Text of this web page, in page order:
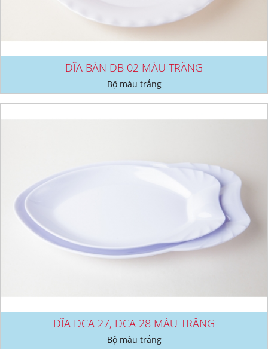
DĨA BÀN DB 02 MÀU TRẮNG
Bộ màu trắng
DĨA DCA 27, DCA 28 MÀU TRẮNG
Bộ màu trắng